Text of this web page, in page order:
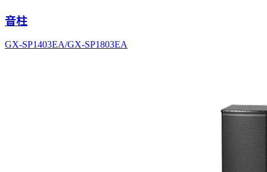
音柱
GX-SP1403EA/GX-SP1803EA